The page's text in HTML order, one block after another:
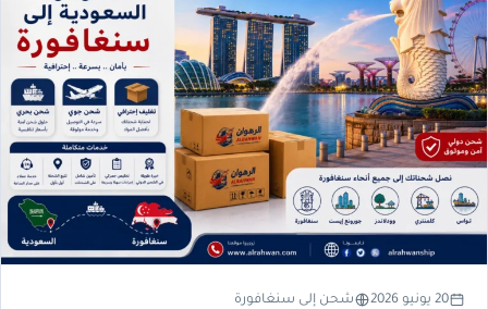
20 يونيو 2026 شحن إلى سنغافورة